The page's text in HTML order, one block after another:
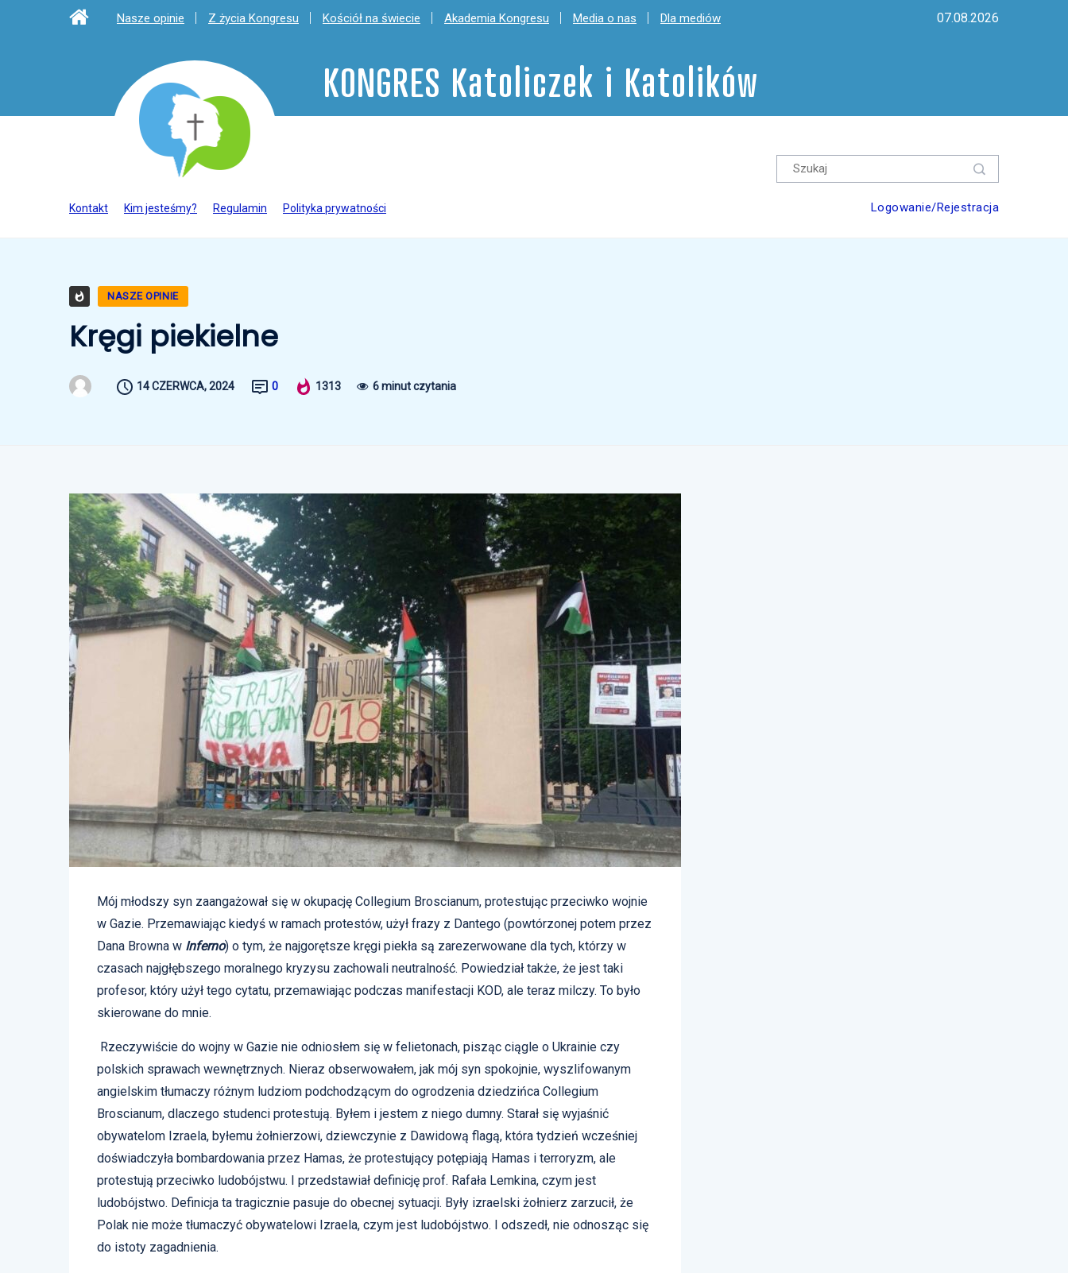
Nasze opinie Z życia Kongresu Kościół na świecie Akademia Kongresu Media o nas Dla mediów 07.08.2026
KONGRES Katoliczek i Katolików
Kontakt Kim jesteśmy? Regulamin Polityka prywatności Logowanie/Rejestracja
NASZE OPINIE
Kręgi piekielne
14 CZERWCA, 2024 0 1313 6 minut czytania
Mój młodszy syn zaangażował się w okupację Collegium Broscianum, protestując przeciwko wojnie
w Gazie. Przemawiając kiedyś w ramach protestów, użył frazy z Dantego (powtórzonej potem przez
Dana Browna w Inferno) o tym, że najgorętsze kręgi piekła są zarezerwowane dla tych, którzy w
czasach najgłębszego moralnego kryzysu zachowali neutralność. Powiedział także, że jest taki
profesor, który użył tego cytatu, przemawiając podczas manifestacji KOD, ale teraz milczy. To było
skierowane do mnie.
Rzeczywiście do wojny w Gazie nie odniosłem się w felietonach, pisząc ciągle o Ukrainie czy
polskich sprawach wewnętrznych. Nieraz obserwowałem, jak mój syn spokojnie, wyszlifowanym
angielskim tłumaczy różnym ludziom podchodzącym do ogrodzenia dziedzińca Collegium
Broscianum, dlaczego studenci protestują. Byłem i jestem z niego dumny. Starał się wyjaśnić
obywatelom Izraela, byłemu żołnierzowi, dziewczynie z Dawidową flagą, która tydzień wcześniej
doświadczyła bombardowania przez Hamas, że protestujący potępiają Hamas i terroryzm, ale
protestują przeciwko ludobójstwu. I przedstawiał definicję prof. Rafała Lemkina, czym jest
ludobójstwo. Definicja ta tragicznie pasuje do obecnej sytuacji. Były izraelski żołnierz zarzucił, że
Polak nie może tłumaczyć obywatelowi Izraela, czym jest ludobójstwo. I odszedł, nie odnosząc się
do istoty zagadnienia.